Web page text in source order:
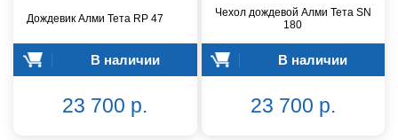
Дождевик Алми Тета RP 47
В наличии
23 700 р.
Чехол дождевой Алми Тета SN
180
В наличии
23 700 р.